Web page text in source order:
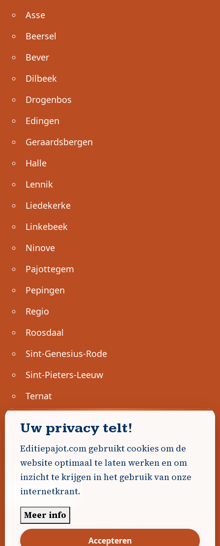
Asse
Beersel
Bever
Dilbeek
Drogenbos
Edingen
Geraardsbergen
Halle
Lennik
Liedekerke
Linkebeek
Ninove
Pajottegem
Pepingen
Regio
Roosdaal
Sint-Genesius-Rode
Sint-Pieters-Leeuw
Ternat
Geen advertenties gevonden.
Uw advertentie hier? Contacteer ons!
Word Partner!
© 2026 Editiepajot.com
Algemene voorwaarden
Uw privacy telt!
Editiepajot.com gebruikt cookies om de
website optimaal te laten werken en om
inzicht te krijgen in het gebruik van onze
internetkrant.
Meer info
Accepteren